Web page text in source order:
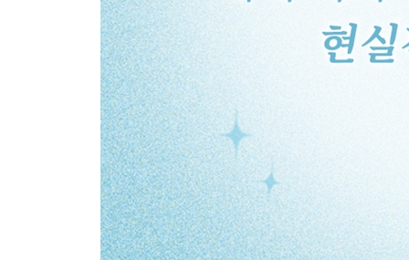
3. 곁에 누군가가 있다는 것
날 아프게 하는 것
누군가를 위로하고 싶을 때
너무 오래 끌지 않기, 너무 노력하지 말기
진정으로 이해하는 방법
쉬운 사람이란
모난 돌이어도 괜찮다
좋은 친구란
관계에서 반성이 필요한 순간